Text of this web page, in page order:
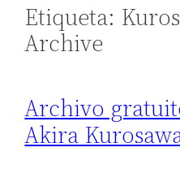
Etiqueta:
Archive
Archivo
Akira